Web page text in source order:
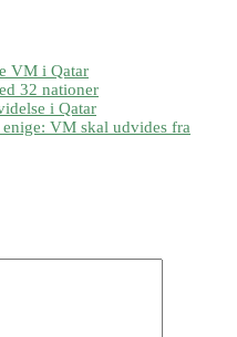
VM i Qatar
32 nationer
i Qatar
VM skal udvides fra